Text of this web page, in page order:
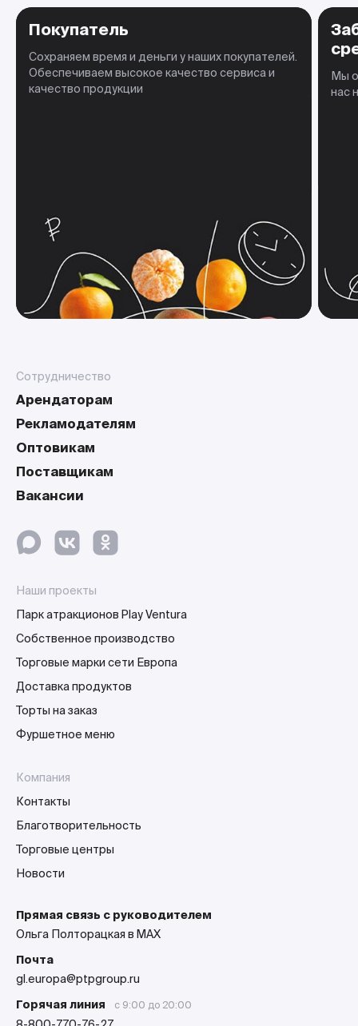
Покупатель
Сохраняем время и деньги у наших покупателей.
Обеспечиваем высокое качество сервиса и
качество продукции
Мы
нас
Сотрудничество
Арендаторам
Рекламодателям
Оптовикам
Поставщикам
Вакансии
Наши проекты
Парк атракционов Play Ventura
Собственное производство
Торговые марки сети Европа
Доставка продуктов
Торты на заказ
Фуршетное меню
Компания
Контакты
Благотворительность
Торговые центры
Новости
Прямая связь с руководителем
Ольга Полторацкая в MAX
Почта
gl.europa@ptpgroup.ru
Горячая линия
с 9:00 до 20:00